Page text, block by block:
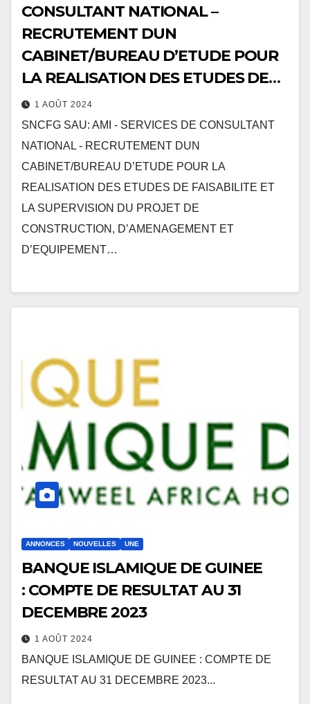
CONSULTANT NATIONAL –
RECRUTEMENT DUN
CABINET/BUREAU D’ETUDE POUR
LA REALISATION DES ETUDES DE
FAISABILITE ET LA SUPERVISION
DU PROJET DE CONSTRUCTION,
D’AMENAGEMENT ET…
1 AOÛT 2024
SNCFG SAU: AMI - SERVICES DE CONSULTANT
NATIONAL - RECRUTEMENT DUN
CABINET/BUREAU D’ETUDE POUR LA
REALISATION DES ETUDES DE FAISABILITE ET
LA SUPERVISION DU PROJET DE
CONSTRUCTION, D’AMENAGEMENT ET
D’EQUIPEMENT…
ANNONCES NOUVELLES UNE
BANQUE ISLAMIQUE DE GUINEE
: COMPTE DE RESULTAT AU 31
DECEMBRE 2023
1 AOÛT 2024
BANQUE ISLAMIQUE DE GUINEE : COMPTE DE
RESULTAT AU 31 DECEMBRE 2023...